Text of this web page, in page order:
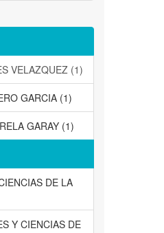
VELAZQUEZ (1)
GARCIA (1)
GARAY (1)
DE LA
Y CIENCIAS DE